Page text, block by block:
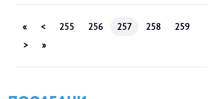
« < 255 256 257 258
259
>
»